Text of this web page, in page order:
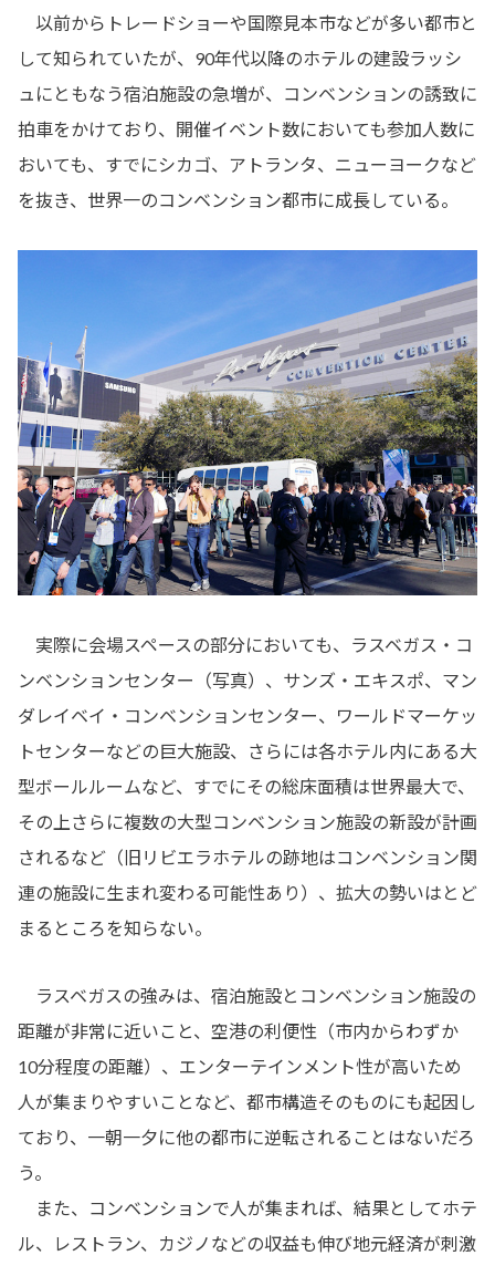
以前からトレードショーや国際見本市などが多い都市と
して知られていたが、90年代以降のホテルの建設ラッシ
ュにともなう宿泊施設の急増が、コンベンションの誘致に
拍車をかけており、開催イベント数においても参加人数に
おいても、すでにシカゴ、アトランタ、ニューヨークなど
を抜き、世界一のコンベンション都市に成長している。
実際に会場スペースの部分においても、ラスベガス・コ
ンベンションセンター（写真）、サンズ・エキスポ、マン
ダレイベイ・コンベンションセンター、ワールドマーケッ
トセンターなどの巨大施設、さらには各ホテル内にある大
型ボールルームなど、すでにその総床面積は世界最大で、
その上さらに複数の大型コンベンション施設の新設が計画
されるなど（旧リビエラホテルの跡地はコンベンション関
連の施設に生まれ変わる可能性あり）、拡大の勢いはとど
まるところを知らない。
ラスベガスの強みは、宿泊施設とコンベンション施設の
距離が非常に近いこと、空港の利便性（市内からわずか
10分程度の距離）、エンターテインメント性が高いため
人が集まりやすいことなど、都市構造そのものにも起因し
ており、一朝一夕に他の都市に逆転されることはないだろ
う。
また、コンベンションで人が集まれば、結果としてホテ
ル、レストラン、カジノなどの収益も伸び地元経済が刺激